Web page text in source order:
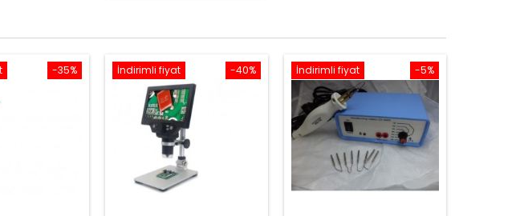
-35% -40%
İndirimli fiyat -5%
İndirimli fiyat